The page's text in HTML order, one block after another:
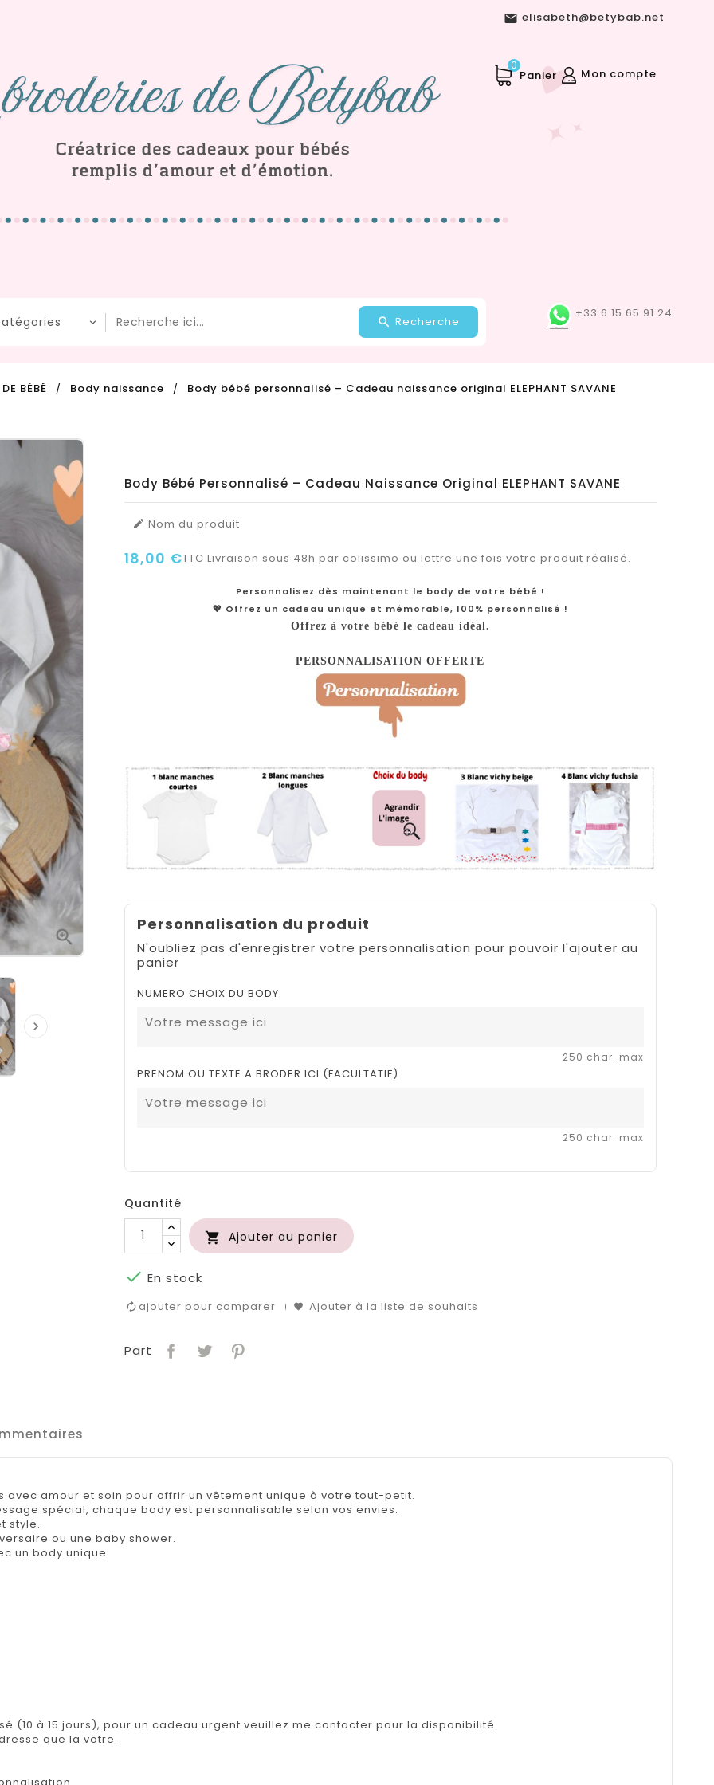
 elisabeth@betybab.net
Mon compte
Panier
0
+33 6 15 65 91 24
Recherche
BÉBÉ Body naissance Body bébé personnalisé – Cadeau naissance original ELEPHANT SAVANE


Body Bébé Personnalisé – Cadeau Naissance Original ELEPHANT SAVANE
 Nom du produit
18,00 €TTC Livraison sous 48h par colissimo ou lettre une fois votre produit réalisé.
Personnalisez dès maintenant le body de votre bébé !
💖 Offrez un cadeau unique et mémorable, 100% personnalisé !
Offrez à votre bébé le cadeau idéal.
PERSONNALISATION OFFERTE
Personnalisation du produit
N'oubliez pas d'enregistrer votre personnalisation pour pouvoir l'ajouter au
panier
NUMERO CHOIX DU BODY.
250 char. max
PRENOM OU TEXTE A BRODER ICI (FACULTATIF)
250 char. max
Quantité
 Ajouter au panier
 En stock
ajouter pour comparer Ajouter à la liste de souhaits
Part
avec amour et soin pour offrir un vêtement unique à votre tout-petit.
spécial, chaque body est personnalisable selon vos envies.
style.
ou une baby shower.
un body unique.
(10 à 15 jours), pour un cadeau urgent veuillez me contacter pour la disponibilité.
que la votre.